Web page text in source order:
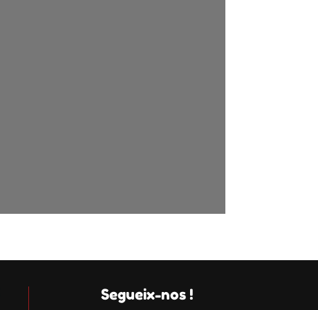
Segueix-nos !